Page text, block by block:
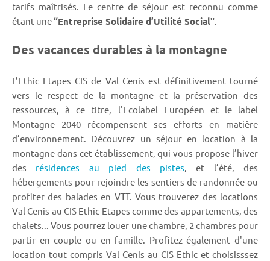
tarifs maîtrisés. Le centre de séjour est reconnu comme
étant une“Entreprise Solidaire d’Utilité Social".
Des vacances durables à la montagne
L’Ethic Etapes CIS de Val Cenis est définitivement tourné
vers le respect de la montagne et la préservation des
ressources, à ce titre, l'Ecolabel Européen et le label
Montagne 2040 récompensent ses efforts en matière
d’environnement. Découvrez un séjour en location à la
montagne dans cet établissement, qui vous propose l’hiver
des résidences au pied des pistes, et l’été, des
hébergements pour rejoindre les sentiers de randonnée ou
profiter des balades en VTT. Vous trouverez des locations
Val Cenis au CIS Ethic Etapes comme des appartements, des
chalets... Vous pourrez louer une chambre, 2 chambres pour
partir en couple ou en famille. Profitez également d'une
location tout compris Val Cenis au CIS Ethic et choisisssez